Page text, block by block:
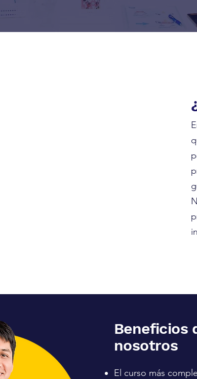
Beneficios
nosotros
El curso más